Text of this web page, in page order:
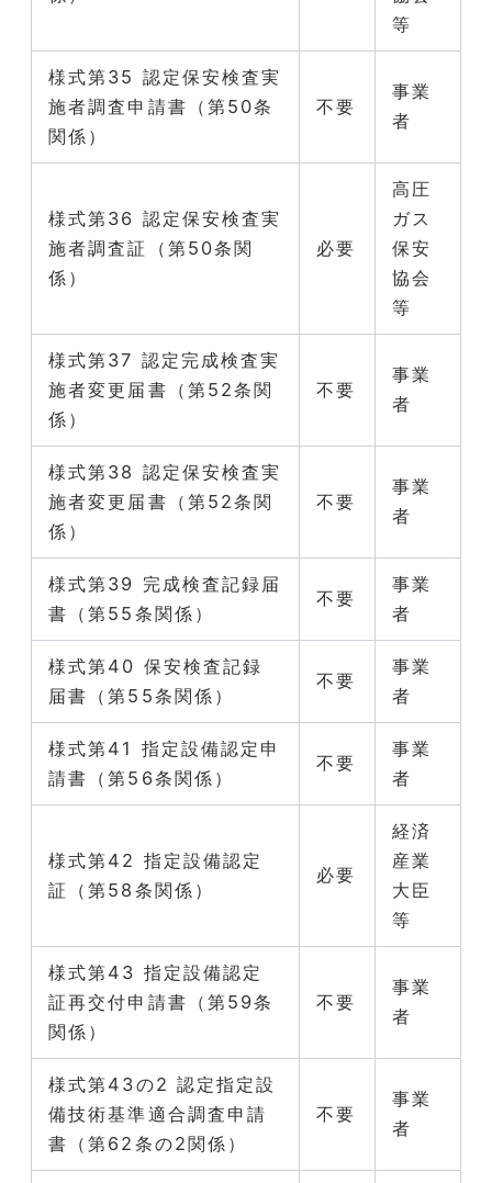
等
様式第35 認定保安検査実
施者調査申請書（第50条
関係）
不要
事業
者
様式第36 認定保安検査実
施者調査証（第50条関
係）
必要
高圧
ガス
保安
協会
等
様式第37 認定完成検査実
施者変更届書（第52条関
係）
不要
事業
者
様式第38 認定保安検査実
施者変更届書（第52条関
係）
不要
事業
者
様式第39 完成検査記録届
書（第55条関係）
不要
事業
者
様式第40 保安検査記録
届書（第55条関係）
不要
事業
者
様式第41 指定設備認定申
請書（第56条関係）
不要
事業
者
様式第42 指定設備認定
証（第58条関係）
必要
経済
産業
大臣
等
様式第43 指定設備認定
証再交付申請書（第59条
関係）
不要
事業
者
様式第43の2 認定指定設
備技術基準適合調査申請
書（第62条の2関係）
不要
事業
者